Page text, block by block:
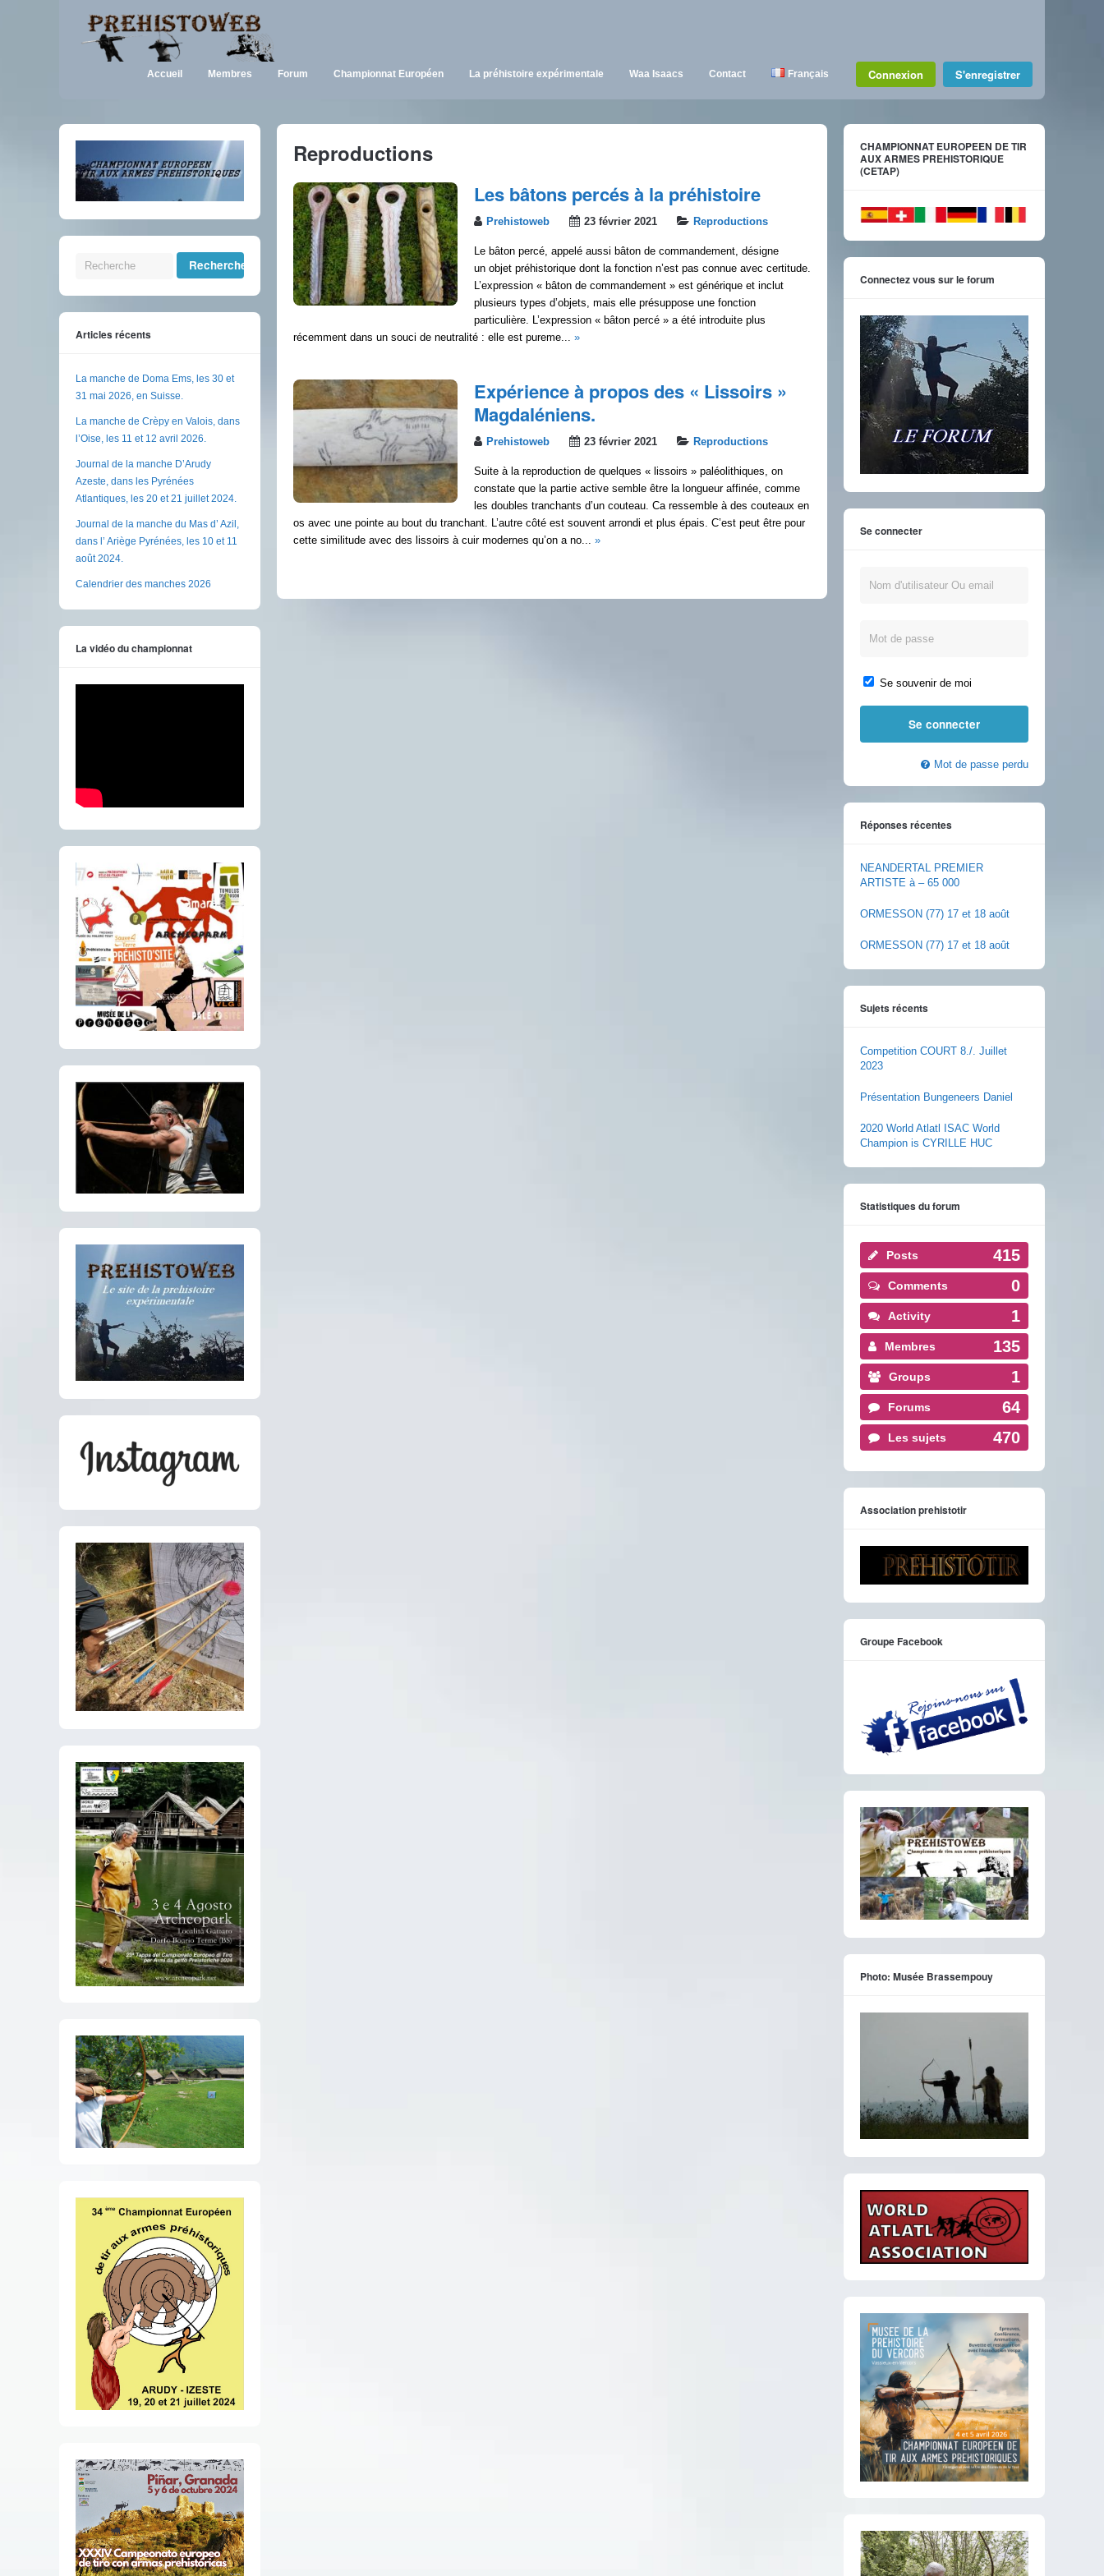
Accueil Membres Forum Championnat Européen La préhistoire expérimentale Waa Isaacs Contact Français Connexion S'enregistrer
Reproductions
Les bâtons percés à la préhistoire
Prehistoweb 23 février 2021 Reproductions
Le bâton percé, appelé aussi bâton de commandement, désigne
un objet préhistorique dont la fonction n’est pas connue avec certitude.
L’expression « bâton de commandement » est générique et inclut
plusieurs types d’objets, mais elle présuppose une fonction
particulière. L’expression « bâton percé » a été introduite plus
récemment dans un souci de neutralité : elle est pureme... »
Expérience à propos des « Lissoirs »
Magdaléniens.
Prehistoweb 23 février 2021 Reproductions
Suite à la reproduction de quelques « lissoirs » paléolithiques, on
constate que la partie active semble être la longueur affinée, comme
les doubles tranchants d’un couteau. Ca ressemble à des couteaux en
os avec une pointe au bout du tranchant. L’autre côté est souvent arrondi et plus épais. C’est peut être pour
cette similitude avec des lissoirs à cuir modernes qu’on a no... »
Articles récents
La manche de Doma Ems, les 30 et
31 mai 2026, en Suisse.
La manche de Crèpy en Valois, dans
l’Oise, les 11 et 12 avril 2026.
Journal de la manche D’Arudy
Azeste, dans les Pyrénées
Atlantiques, les 20 et 21 juillet 2024.
Journal de la manche du Mas d’ Azil,
dans l’ Ariège Pyrénées, les 10 et 11
août 2024.
Calendrier des manches 2026
La vidéo du championnat
CHAMPIONNAT EUROPEEN DE TIR
AUX ARMES PREHISTORIQUE
(CETAP)
Connectez vous sur le forum
Se connecter
Se souvenir de moi
Mot de passe perdu
Réponses récentes
NEANDERTAL PREMIER
ARTISTE à – 65 000
ORMESSON (77) 17 et 18 août
ORMESSON (77) 17 et 18 août
Sujets récents
Competition COURT 8./. Juillet
2023
Présentation Bungeneers Daniel
2020 World Atlatl ISAC World
Champion is CYRILLE HUC
Statistiques du forum
Posts 415
Comments 0
Activity 1
Membres 135
Groups 1
Forums 64
Les sujets 470
Association prehistotir
Groupe Facebook
Photo: Musée Brassempouy